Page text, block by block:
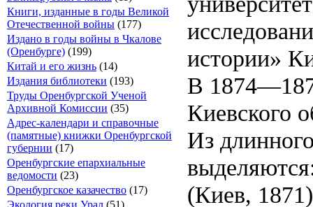
Книги, изданные в годы Великой
Отечественной войны (177)
Издано в годы войны в Чкалове
(Оренбурге) (199)
Китай и его жизнь (14)
Издания библиотеки (193)
Труды Оренбургской Ученой
Архивной Комиссии (35)
Адрес-календари и справочные
(памятные) книжки Оренбургской
губернии (17)
Оренбургские епархиальные
ведомости (23)
Оренбургское казачество (17)
Экология реки Урал (51)
истории»
В
Киевского
Из
(Киев,